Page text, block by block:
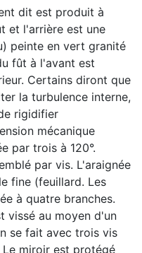
dit est produit à
et l'arrière est une
peinte en vert granité
fût à l'avant est
Certains diront que
la turbulence interne,
rigidifier
mécanique
par trois à 120°.
par vis. L'araignée
fine (feuillard. Les
à quatre branches.
vissé au moyen d'un
se fait avec trois vis
miroir est protégé